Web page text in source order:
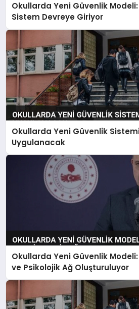
Okullarda Yeni Güvenlik
Sistem Devreye Giriyor
Okullarda Yeni Güvenlik
Uygulanacak
Okullarda Yeni Güvenlik
ve Psikolojik Ağ Oluşturuluyor